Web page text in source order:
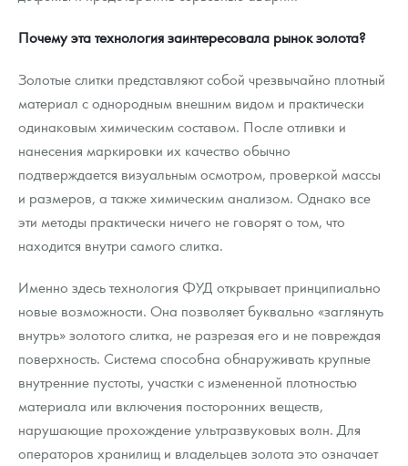
Почему эта технология заинтересовала рынок золота?
Золотые слитки представляют собой чрезвычайно плотный
материал с однородным внешним видом и практически
одинаковым химическим составом. После отливки и
нанесения маркировки их качество обычно
подтверждается визуальным осмотром, проверкой массы
и размеров, а также химическим анализом. Однако все
эти методы практически ничего не говорят о том, что
находится внутри самого слитка.
Именно здесь технология ФУД открывает принципиально
новые возможности. Она позволяет буквально «заглянуть
внутрь» золотого слитка, не разрезая его и не повреждая
поверхность. Система способна обнаруживать крупные
внутренние пустоты, участки с измененной плотностью
материала или включения посторонних веществ,
нарушающие прохождение ультразвуковых волн. Для
операторов хранилищ и владельцев золота это означает